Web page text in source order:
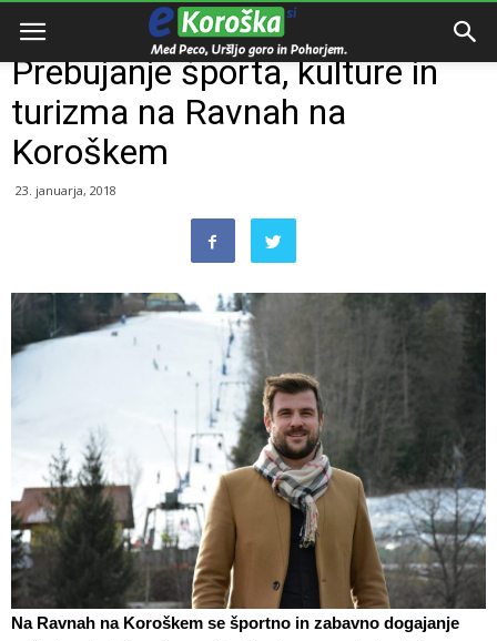
Domov Zanimivosti
Prebujanje športa, kulture in
turizma na Ravnah na
Koroškem
23. januarja, 2018
Na Ravnah na Koroškem se športno in zabavno dogajanje